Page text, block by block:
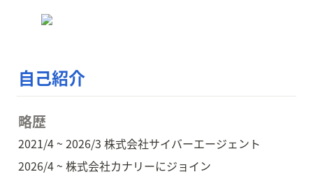
自己紹介
略歴
2021/4 ~ 2026/3 株式会社サイバーエージェント
2026/4 ~ 株式会社カナリーにジョイン